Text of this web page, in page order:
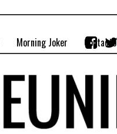
Morning Joker Contacto